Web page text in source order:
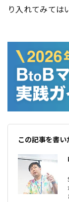
り入れてみては
この記事を書い